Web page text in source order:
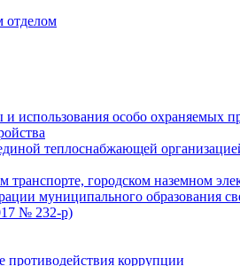
отделом
использования особо охраняемых
теплоснабжающей
городском наземном
муниципального образования
№ 232-р)
коррупции